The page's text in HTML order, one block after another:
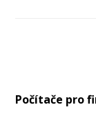
Počítače pro